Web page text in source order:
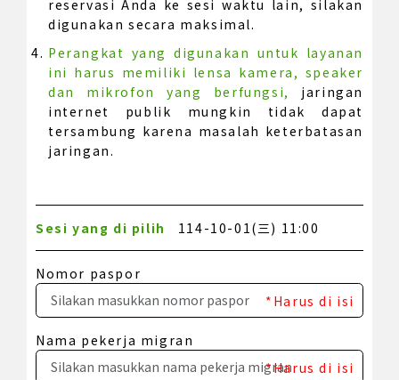
reservasi Anda ke sesi waktu lain, silakan
digunakan secara maksimal.
Perangkat yang digunakan untuk layanan
ini harus memiliki lensa kamera, speaker
dan mikrofon yang berfungsi, jaringan
internet publik mungkin tidak dapat
tersambung karena masalah keterbatasan
jaringan.
Sesi yang di pilih 114-10-01(三) 11:00
Nomor paspor
*Harus di isi
Nama pekerja migran
*Harus di isi